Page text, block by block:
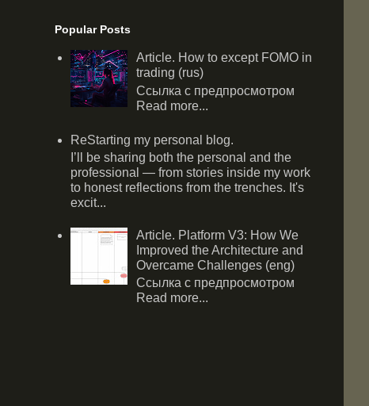
Popular Posts
Article. How to except FOMO in
trading (rus)
Ссылка с предпросмотром
Read more...
ReStarting my personal blog.
I’ll be sharing both the personal and the
professional — from stories inside my work
to honest reflections from the trenches. It's
excit...
Article. Platform V3: How We
Improved the Architecture and
Overcame Challenges (eng)
Ссылка с предпросмотром
Read more...